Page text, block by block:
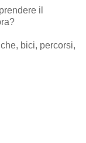
il
bici, percorsi,